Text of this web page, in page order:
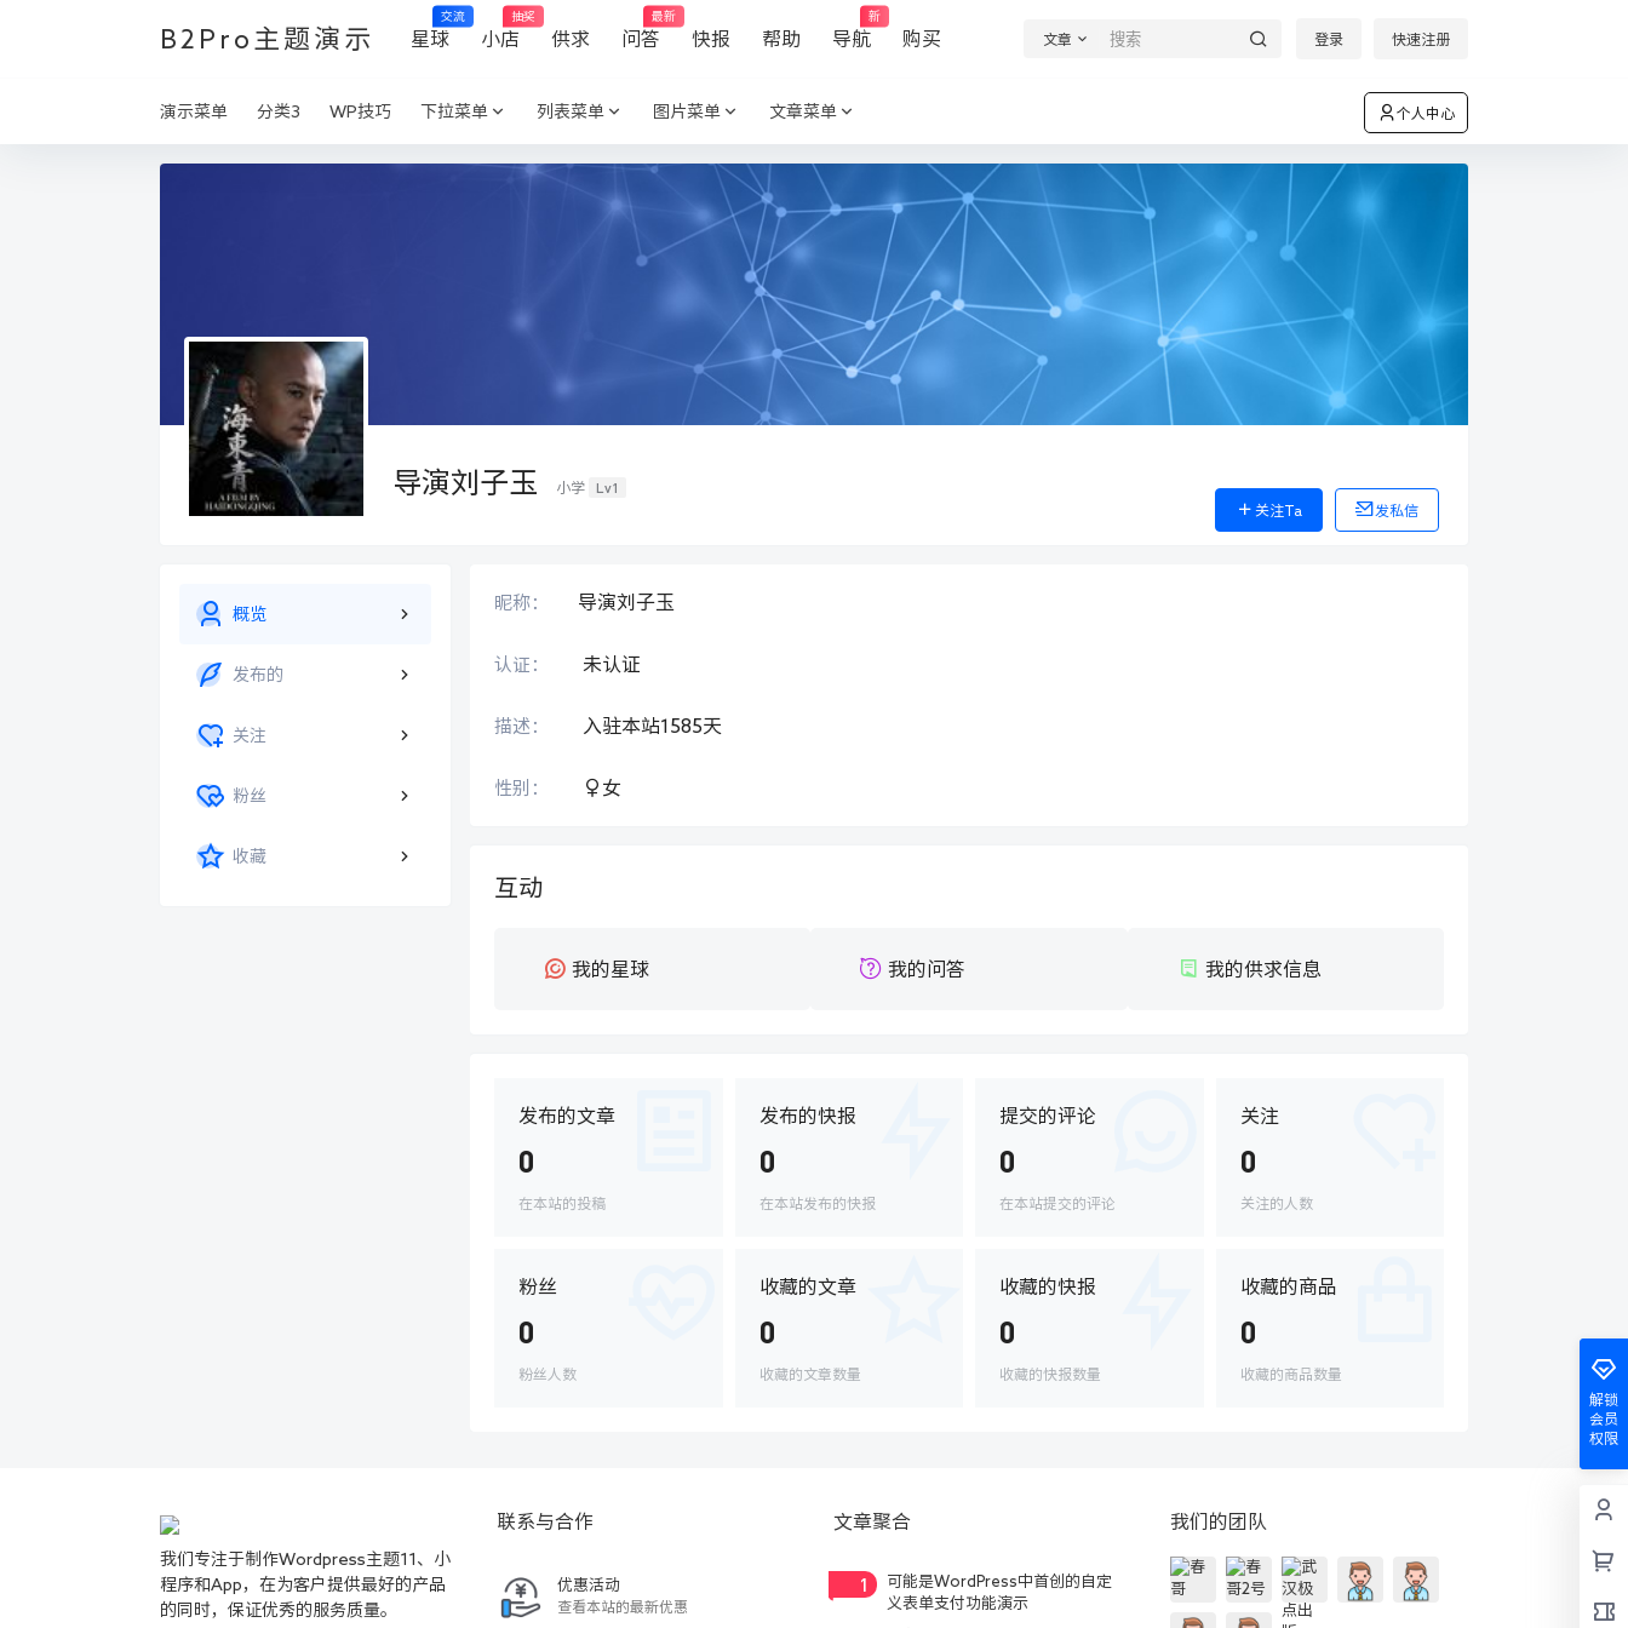
B2Pro主题演示 星球
交流
小店
抽奖
供求 问答
最新
快报 帮助 导航
新
购买 文章 登录 快速注册
演示菜单 分类3 WP技巧 下拉菜单 列表菜单 图片菜单 文章菜单 个人中心
导演刘子玉 小学 Lv1
关注Ta 发私信
概览
发布的
关注
粉丝
收藏
昵称： 导演刘子玉
认证： 未认证
描述： 入驻本站1585天
性别： 女
互动
我的星球 我的问答 我的供求信息
发布的文章
0
在本站的投稿
发布的快报
0
在本站发布的快报
提交的评论
0
在本站提交的评论
关注
0
关注的人数
粉丝
0
粉丝人数
收藏的文章
0
收藏的文章数量
收藏的快报
0
收藏的快报数量
收藏的商品
0
收藏的商品数量
解锁
会员
权限
我们专注于制作Wordpress主题11、小
程序和App，在为客户提供最好的产品
的同时，保证优秀的服务质量。
联系与合作
优惠活动
查看本站的最新优惠
文章聚合
1
可能是WordPress中首创的自定
义表单支付功能演示
我们的团队